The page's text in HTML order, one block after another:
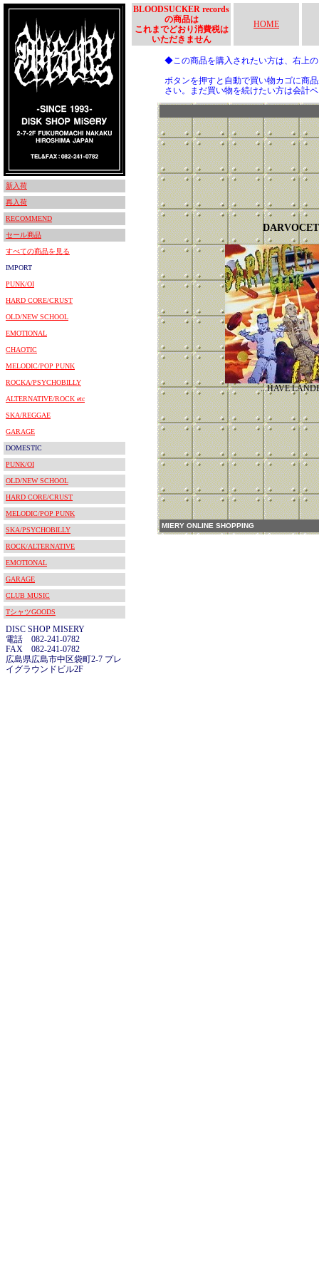
新入荷
再入荷
RECOMMEND
セール商品
すべての商品を見る
IMPORT
PUNK/OI
HARD CORE/CRUST
OLD/NEW SCHOOL
EMOTIONAL
CHAOTIC
MELODIC/POP PUNK
ROCKA/PSYCHOBILLY
ALTERNATIVE/ROCK etc
SKA/REGGAE
GARAGE
DOMESTIC
PUNK/OI
OLD/NEW SCHOOL
HARD CORE/CRUST
MELODIC/POP PUNK
SKA/PSYCHOBILLY
ROCK/ALTERNATIVE
EMOTIONAL
GARAGE
CLUB MUSIC
TシャツGOODS
DISC SHOP MISERY
電話 082-241-0782
FAX 082-241-0782
広島県広島市中区袋町2-7 プレ
イグラウンドビル2F
BLOODSUCKER records
の商品は
これまでどおり消費税は
いただきません
HOME
◆この商品を購入されたい方は、右上
ボタンを押すと自動で買い物カゴに商
さい。まだ買い物を続けたい方は会計
...HAVE
MIERY ONLINE SHOPPING